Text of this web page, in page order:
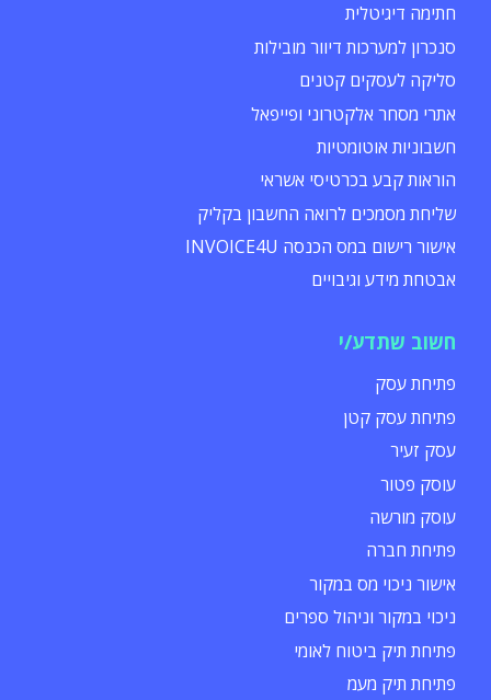
חתימה דיגיטלית
סנכרון למערכות דיוור מובילות
סליקה לעסקים קטנים
אתרי מסחר אלקטרוני ופייפאל
חשבוניות אוטומטיות
הוראות קבע בכרטיסי אשראי
שליחת מסמכים לרואה החשבון בקליק
אישור רישום במס הכנסה INVOICE4U
אבטחת מידע וגיבויים
חשוב שתדע/י
פתיחת עסק
פתיחת עסק קטן
עסק זעיר
עוסק פטור
עוסק מורשה
פתיחת חברה
אישור ניכוי מס במקור
ניכוי במקור וניהול ספרים
פתיחת תיק ביטוח לאומי
פתיחת תיק מעמ